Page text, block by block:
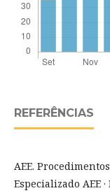
REFERÊNCIAS
AEE.
Especializado AEE